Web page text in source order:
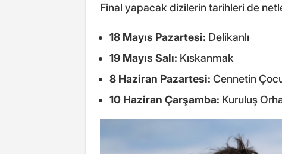
Final yapacak dizilerin tarihleri de
18 Mayıs Pazartesi: Delikanlı
19 Mayıs Salı: Kıskanmak
8 Haziran Pazartesi: Cennetin
10 Haziran Çarşamba: Kuruluş